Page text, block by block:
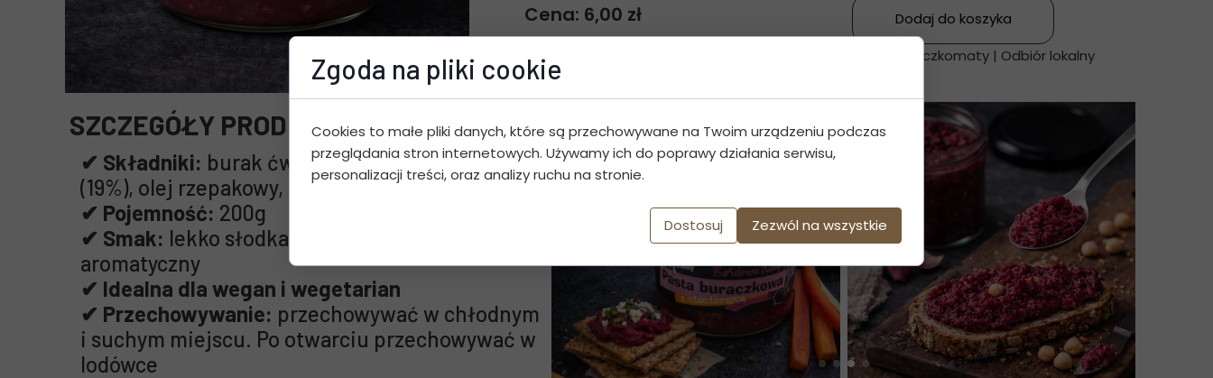
Dostawa kurierska | Paczkomaty | Odbiór lokalny
Dodaj do koszyka
✔ Składniki: burak ćwikłowy (76%), ciecierzyca
(19%), olej rzepakowy, sól, mieszanka przypraw
✔ Pojemność: 200g
✔ Smak: lekko słodkawy, warzywny,
aromatyczny
✔ Idealna dla wegan i wegetarian
✔ Przechowywanie: przechowywać w chłodnym
i suchym miejscu. Po otwarciu przechowywać w
lodówce
SZCZEGÓŁY PRODUKTU:
Cena: 6,00 zł
Zgoda na pliki cookie
Cookies to małe pliki danych, które są przechowywane na Twoim urządzeniu podczas
przeglądania stron internetowych. Używamy ich do poprawy działania serwisu,
personalizacji treści, oraz analizy ruchu na stronie.
Dostosuj Zezwól na wszystkie